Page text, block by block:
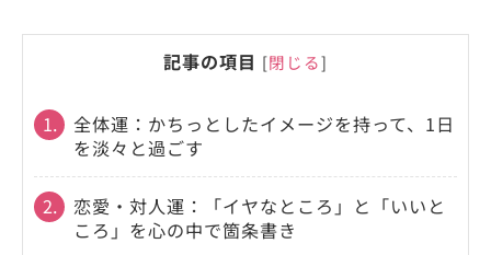
記事の項目 [閉じる]
1.
全体運：かちっとしたイメージを持って、1日
を淡々と過ごす
2.
恋愛・対人運：「イヤなところ」と「いいと
ころ」を心の中で箇条書き